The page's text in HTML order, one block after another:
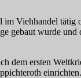
im Viehhandel
gebaut wurde
dem ersten
einrichten.